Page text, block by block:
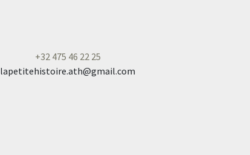
+32 475 46 22 25
lapetitehistoire.ath@gmail.com